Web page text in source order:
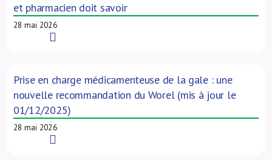
et pharmacien doit savoir
28 mai 2026
Prise en charge médicamenteuse de la gale : une
nouvelle recommandation du Worel (mis à jour le
01/12/2025)
28 mai 2026